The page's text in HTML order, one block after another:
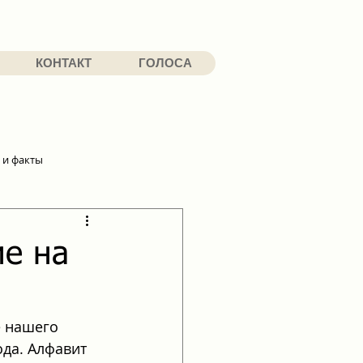
КОНТАКТ ГОЛОСА
и факты
на
нашего
Алфавит